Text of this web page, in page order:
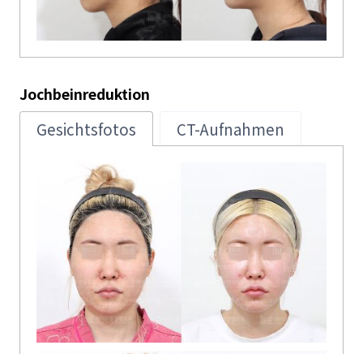
Jochbeinreduktion
Gesichtsfotos CT-Aufnahmen